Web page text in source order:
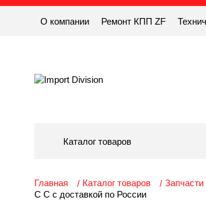
О компании Ремонт КПП ZF
Каталог товаров
Главная Каталог товаров Запчасти
С С с доставкой по России